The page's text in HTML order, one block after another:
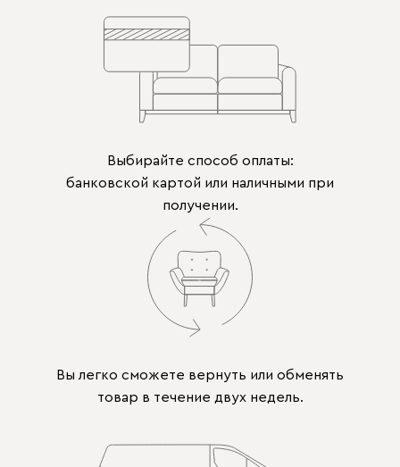
Выбирайте способ оплаты:
банковской картой или наличными при
получении.
Вы легко сможете вернуть или обменять
товар в течение двух недель.